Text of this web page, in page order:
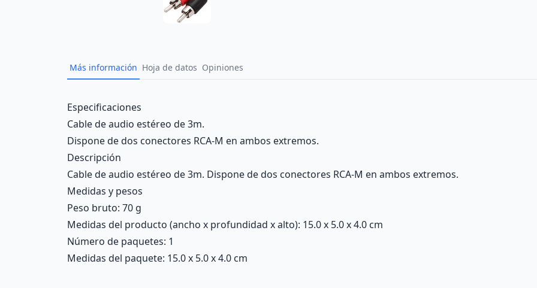
Más información Hoja de datos Opiniones
Description
Especificaciones
Cable de audio estéreo de 3m.
Dispone de dos conectores RCA-M en ambos extremos.
Descripción
Cable de audio estéreo de 3m. Dispone de dos conectores RCA-M en ambos extremos.
Medidas y pesos
Peso bruto: 70 g
Medidas del producto (ancho x profundidad x alto): 15.0 x 5.0 x 4.0 cm
Número de paquetes: 1
Medidas del paquete: 15.0 x 5.0 x 4.0 cm